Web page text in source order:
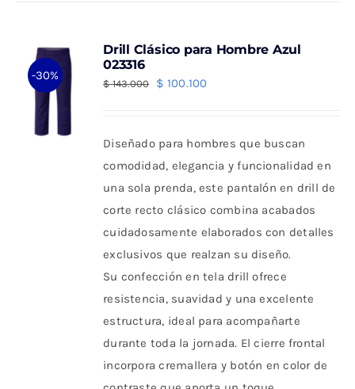
Las
opciones
elegir
en
la
página
de
producto
-30%
Drill Clásico para Hombre Azul
023316
$143.000
El
era:
$ 143.000.
$ 100.100
es:
$ 100.100.
Diseñado para hombres que buscan
comodidad, elegancia y funcionalidad en
una sola prenda, este pantalón en drill de
corte recto clásico combina acabados
cuidadosamente elaborados con detalles
exclusivos que realzan su diseño.
Su confección en tela drill ofrece
resistencia, suavidad y una excelente
estructura, ideal para acompañarte
durante toda la jornada. El cierre frontal
incorpora cremallera y botón en color de